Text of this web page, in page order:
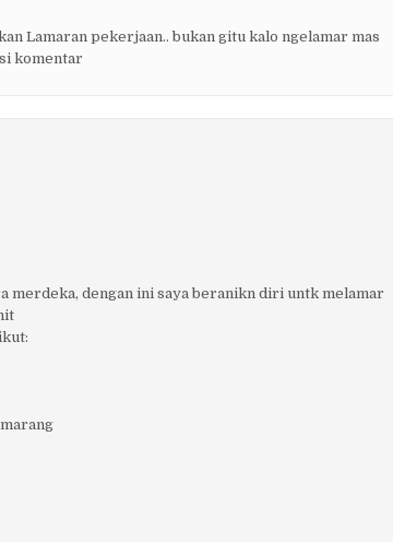
Lamaran pekerjaan.. bukan gitu kalo ngelamar mas
komentar
merdeka, dengan ini saya beranikn diri untk melamar